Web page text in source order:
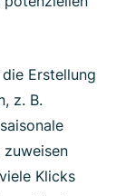
Erstellung
z. B.
Klicks